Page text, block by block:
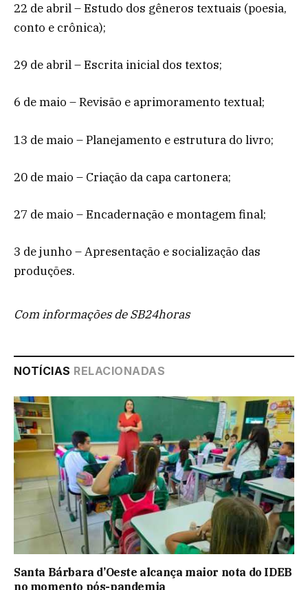
22 de abril – Estudo dos gêneros textuais (poesia,
conto e crônica);
29 de abril – Escrita inicial dos textos;
6 de maio – Revisão e aprimoramento textual;
13 de maio – Planejamento e estrutura do livro;
20 de maio – Criação da capa cartonera;
27 de maio – Encadernação e montagem final;
3 de junho – Apresentação e socialização das
produções.
Com informações de SB24horas
NOTÍCIAS RELACIONADAS
Santa Bárbara d’Oeste alcança maior nota do IDEB
no momento pós-pandemia